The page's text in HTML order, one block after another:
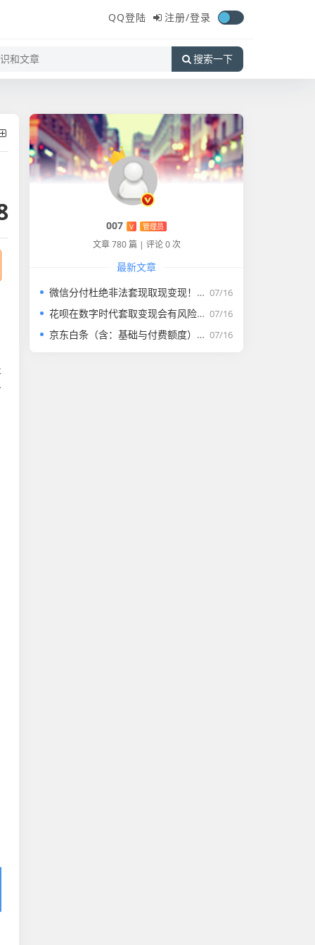
QQ登陆 注册/登录
搜索一下
007 V 管理员
文章 780 篇 | 评论 0 次
最新文章
07/16
微信分付杜绝非法套现取现变现！！！
07/16
花呗在数字时代套取变现会有风险吗？
07/16
京东白条（含：基础与付费额度）取套购物全套解析